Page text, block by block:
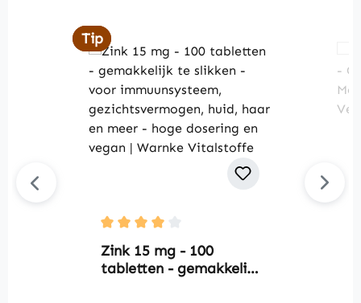
Tip
Tip
Average rating of 4 out of 5 stars
Zink 15 mg - 100
tabletten - gemakkelijk